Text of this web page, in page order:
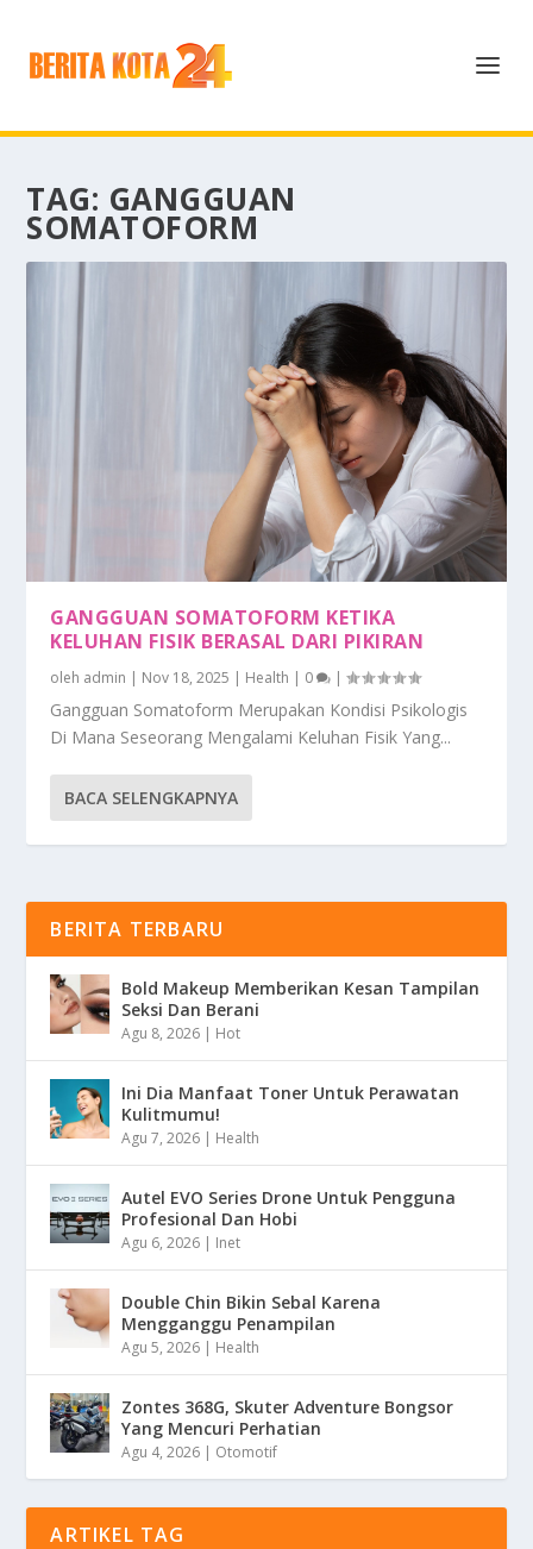
TAG: GANGGUAN
SOMATOFORM
GANGGUAN SOMATOFORM KETIKA
KELUHAN FISIK BERASAL DARI PIKIRAN
oleh admin | Nov 18, 2025 | Health | 0 |
Gangguan Somatoform Merupakan Kondisi Psikologis
Di Mana Seseorang Mengalami Keluhan Fisik Yang...
BACA SELENGKAPNYA
BERITA TERBARU
Bold Makeup Memberikan Kesan Tampilan
Seksi Dan Berani
Agu 8, 2026 | Hot
Ini Dia Manfaat Toner Untuk Perawatan
Kulitmumu!
Agu 7, 2026 | Health
Autel EVO Series Drone Untuk Pengguna
Profesional Dan Hobi
Agu 6, 2026 | Inet
Double Chin Bikin Sebal Karena
Mengganggu Penampilan
Agu 5, 2026 | Health
Zontes 368G, Skuter Adventure Bongsor
Yang Mencuri Perhatian
Agu 4, 2026 | Otomotif
ARTIKEL TAG